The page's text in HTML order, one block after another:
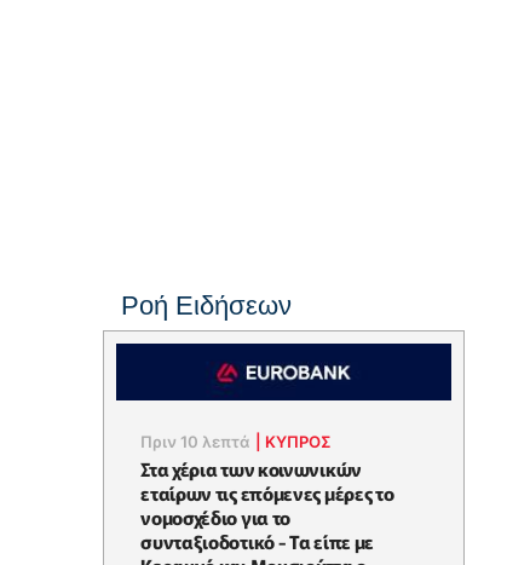
Ροή Ειδήσεων
Πριν 10 λεπτά ΚΥΠΡΟΣ
Στα χέρια των κοινωνικών
εταίρων τις επόμενες μέρες το
νομοσχέδιο για το
συνταξιοδοτικό - Τα είπε με